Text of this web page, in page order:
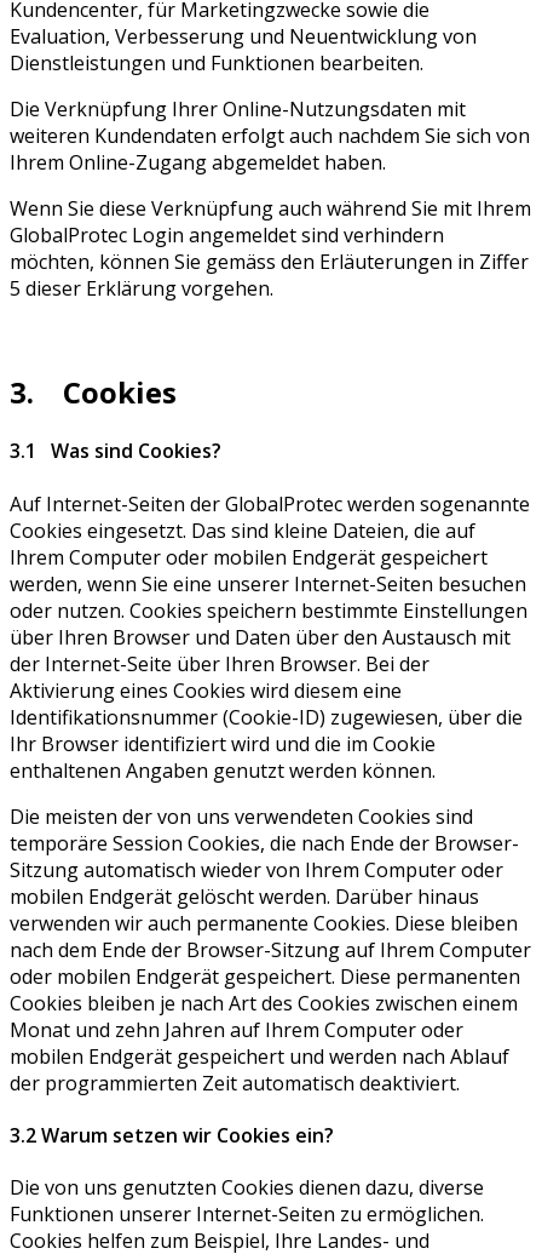
Kundencenter, für Marketingzwecke sowie die
Evaluation, Verbesserung und Neuentwicklung von
Dienstleistungen und Funktionen bearbeiten.
Die Verknüpfung Ihrer Online-Nutzungsdaten mit
weiteren Kundendaten erfolgt auch nachdem Sie sich von
Ihrem Online-Zugang abgemeldet haben.
Wenn Sie diese Verknüpfung auch während Sie mit Ihrem
GlobalProtec Login angemeldet sind verhindern
möchten, können Sie gemäss den Erläuterungen in Ziffer
5 dieser Erklärung vorgehen.
3. Cookies
3.1 Was sind Cookies?
Auf Internet-Seiten der GlobalProtec werden sogenannte
Cookies eingesetzt. Das sind kleine Dateien, die auf
Ihrem Computer oder mobilen Endgerät gespeichert
werden, wenn Sie eine unserer Internet-Seiten besuchen
oder nutzen. Cookies speichern bestimmte Einstellungen
über Ihren Browser und Daten über den Austausch mit
der Internet-Seite über Ihren Browser. Bei der
Aktivierung eines Cookies wird diesem eine
Identifikationsnummer (Cookie-ID) zugewiesen, über die
Ihr Browser identifiziert wird und die im Cookie
enthaltenen Angaben genutzt werden können.
Die meisten der von uns verwendeten Cookies sind
temporäre Session Cookies, die nach Ende der Browser-
Sitzung automatisch wieder von Ihrem Computer oder
mobilen Endgerät gelöscht werden. Darüber hinaus
verwenden wir auch permanente Cookies. Diese bleiben
nach dem Ende der Browser-Sitzung auf Ihrem Computer
oder mobilen Endgerät gespeichert. Diese permanenten
Cookies bleiben je nach Art des Cookies zwischen einem
Monat und zehn Jahren auf Ihrem Computer oder
mobilen Endgerät gespeichert und werden nach Ablauf
der programmierten Zeit automatisch deaktiviert.
3.2 Warum setzen wir Cookies ein?
Die von uns genutzten Cookies dienen dazu, diverse
Funktionen unserer Internet-Seiten zu ermöglichen.
Cookies helfen zum Beispiel, Ihre Landes- und